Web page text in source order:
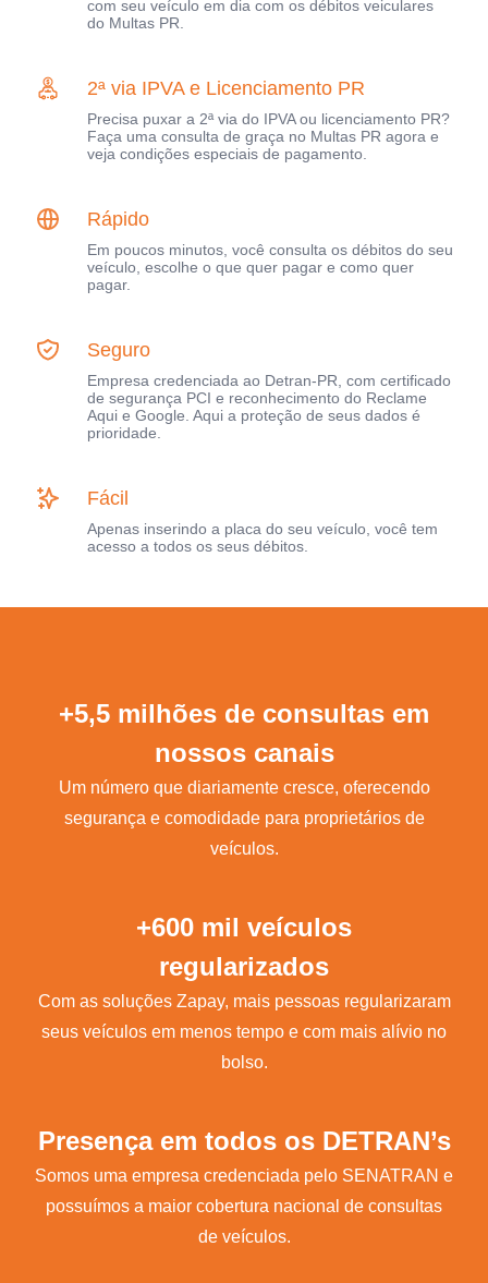
com seu veículo em dia com os débitos veiculares
do Multas PR.
2ª via IPVA e Licenciamento PR
Precisa puxar a 2ª via do IPVA ou licenciamento PR?
Faça uma consulta de graça no Multas PR agora e
veja condições especiais de pagamento.
Rápido
Em poucos minutos, você consulta os débitos do seu
veículo, escolhe o que quer pagar e como quer
pagar.
Seguro
Empresa credenciada ao Detran-PR, com certificado
de segurança PCI e reconhecimento do Reclame
Aqui e Google. Aqui a proteção de seus dados é
prioridade.
Fácil
Apenas inserindo a placa do seu veículo, você tem
acesso a todos os seus débitos.
+5,5 milhões de consultas em
nossos canais
Um número que diariamente cresce, oferecendo
segurança e comodidade para proprietários de
veículos.
+600 mil veículos
regularizados
Com as soluções Zapay, mais pessoas regularizaram
seus veículos em menos tempo e com mais alívio no
bolso.
Presença em todos os DETRAN’s
Somos uma empresa credenciada pelo SENATRAN e
possuímos a maior cobertura nacional de consultas
de veículos.